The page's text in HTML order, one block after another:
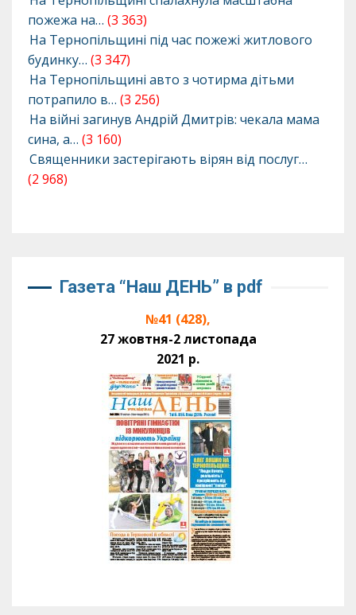
пожежа на… (3 363)
На Тернопільщині під час пожежі житлового
будинку… (3 347)
На Тернопільщині авто з чотирма дітьми
потрапило в… (3 256)
На війні загинув Андрій Дмитрів: чекала мама
сина, а… (3 160)
Священники застерігають вірян від послуг…
(2 968)
Газета “Наш ДЕНЬ” в pdf
№41 (428),
27 жовтня-2 листопада
2021 р.